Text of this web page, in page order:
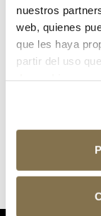
nuestros
web, quienes
que les haya
partir del uso
¿Has olvidado tu